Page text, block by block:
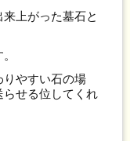
上がった墓石と
りやすい石の場
せる位してくれ